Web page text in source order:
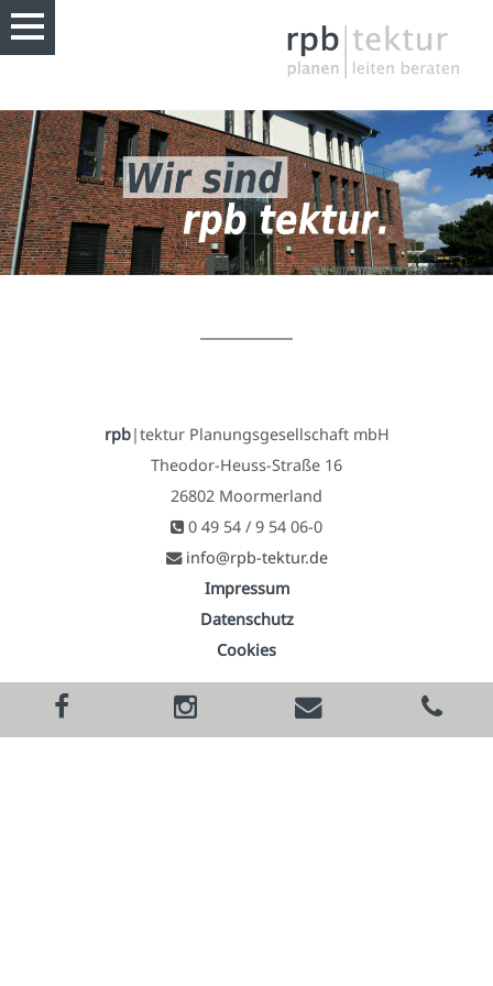
rpb|tektur Planungsgesellschaft mbH
Theodor-Heuss-Straße 16
26802 Moormerland
0 49 54 / 9 54 06-0
info@rpb-tektur.de
Impressum
Datenschutz
Cookies